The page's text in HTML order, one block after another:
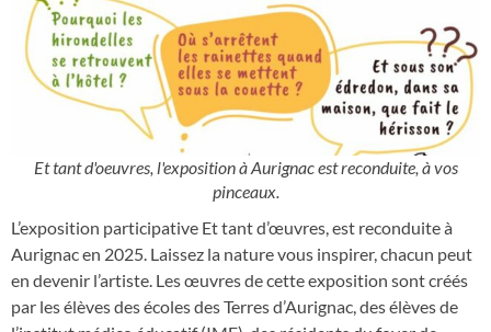
Et tant d'oeuvres, l'exposition à Aurignac est reconduite, à vos
pinceaux.
L’exposition participative Et tant d’œuvres, est reconduite à
Aurignac en 2025. Laissez la nature vous inspirer, chacun peut
en devenir l’artiste. Les œuvres de cette exposition sont créés
par les élèves des écoles des Terres d’Aurignac, des élèves de